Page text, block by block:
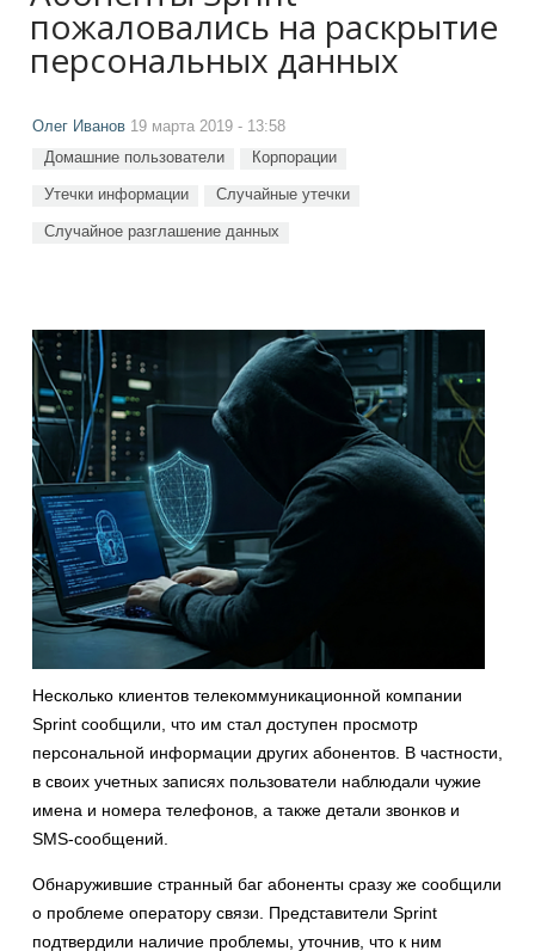
пожаловались на раскрытие
персональных данных
Олег Иванов 19 марта 2019 - 13:58
Домашние пользователи Корпорации
Утечки информации Случайные утечки
Случайное разглашение данных
Несколько клиентов телекоммуникационной компании
Sprint сообщили, что им стал доступен просмотр
персональной информации других абонентов. В частности,
в своих учетных записях пользователи наблюдали чужие
имена и номера телефонов, а также детали звонков и
SMS-сообщений.
Обнаружившие странный баг абоненты сразу же сообщили
о проблеме оператору связи. Представители Sprint
подтвердили наличие проблемы, уточнив, что к ним